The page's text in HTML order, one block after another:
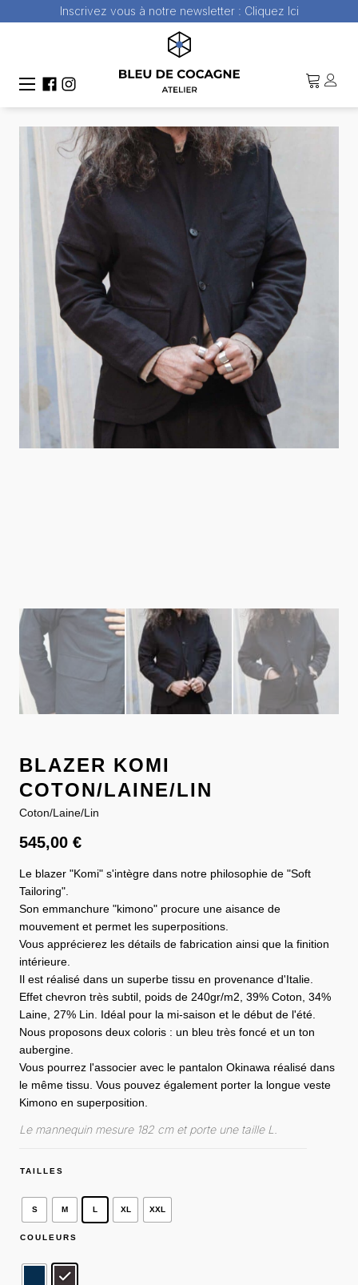
Inscrivez vous à notre newsletter : Cliquez Ici
BLAZER KOMI
COTON/LAINE/LIN
Coton/Laine/Lin
545,00 €
Le blazer "Komi" s'intègre dans notre philosophie de "Soft
Tailoring".
Son emmanchure "kimono" procure une aisance de
mouvement et permet les superpositions.
Vous apprécierez les détails de fabrication ainsi que la finition
intérieure.
Il est réalisé dans un superbe tissu en provenance d'Italie.
Effet chevron très subtil, poids de 240gr/m2, 39% Coton, 34%
Laine, 27% Lin. Idéal pour la mi-saison et le début de l'été.
Nous proposons deux coloris : un bleu très foncé et un ton
aubergine.
Vous pourrez l'associer avec le pantalon Okinawa réalisé dans
le même tissu. Vous pouvez également porter la longue veste
Kimono en superposition.
Le mannequin mesure 182 cm et porte une taille L.
TAILLES
S M L XL XXL
COULEURS